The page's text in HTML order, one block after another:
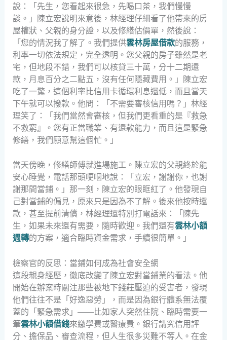
說：「先生，您看起來很急，先喝口茶，我們慢慢
談。」陳立宏說明來意後，林經理仔細看了他帶來的房
屋權狀、父親的身分證，以及修繕估價單，然後說：
「您的情況我了解了。我們提供雲林房屋借款的服務，
利率一切依法規定，完全透明。您父親的房子雖然是老
宅，但地段不錯，我們可以核貸三十萬，分十二期還
款，月息百分之二點五，沒有任何隱藏費用。」陳立宏
吃了一驚，這個利率比信用卡循環利息還低，而且當天
下午就可以撥款。他問：「不需要審核信用嗎？」林經
理笑了：「我們當然會審核，但我們更看重的是『救急
不救窮』。您有正當職業、有還款能力，而且這是緊急
修繕，我們願意幫這個忙。」
當天傍晚，修繕師傅就進場施工。陳立宏的父親終於能
安心睡覺，電話那頭哽咽地說：「立宏，謝謝你，也謝
謝那間當鋪。」那一刻，陳立宏的眼眶紅了。他發現自
己對當鋪的偏見，原來只是因為不了解。後來他按時還
款，甚至提前清償，林經理還特別打電話來：「陳先
生，如果未來還有需要，隨時歡迎。我們還有雲林小額
週轉的方案，適合臨時資金需求，手續很簡單。」
檢察官的反思：當鋪如何成為社會安全網
這段親身經歷，徹底改變了陳立宏對當鋪業的看法。他
開始在辦案時關注那些被地下錢莊壓迫的受害者，發現
他們往往不是「好逸惡勞」，而是因為銀行體系無法覆
蓋的「緊急需求」——比如家人突然住院、臨時需要一
筆雲林小額借錢來繳學費或醫療費。銀行講究信用評
分、擔保品、審查流程，但人生很多災難不等人。在金